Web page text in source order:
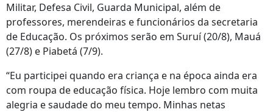
Militar, Defesa Civil, Guarda Municipal, além de
professores, merendeiras e funcionários da secretaria
de Educação. Os próximos serão em Suruí (20/8), Mauá
(27/8) e Piabetá (7/9).
“Eu participei quando era criança e na época ainda era
com roupa de educação física. Hoje lembro com muita
alegria e saudade do meu tempo. Minhas netas